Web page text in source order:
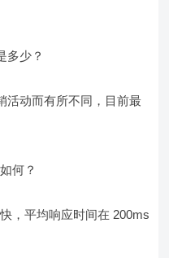
多少？
活动而有所不同，目前最
何？
，平均响应时间在 200ms